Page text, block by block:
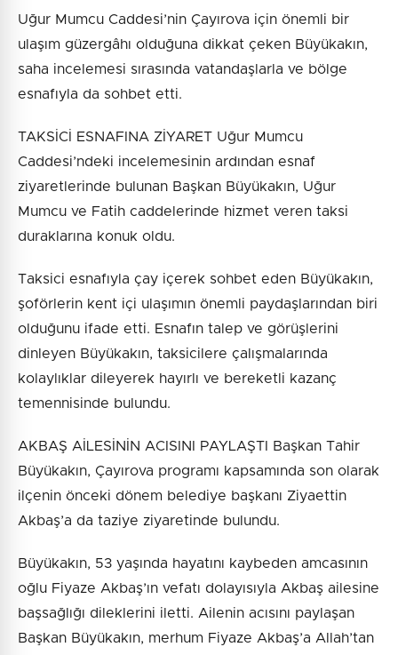
Uğur Mumcu Caddesi’nin Çayırova için önemli bir
ulaşım güzergâhı olduğuna dikkat çeken Büyükakın,
saha incelemesi sırasında vatandaşlarla ve bölge
esnafıyla da sohbet etti.
TAKSİCİ ESNAFINA ZİYARET Uğur Mumcu
Caddesi’ndeki incelemesinin ardından esnaf
ziyaretlerinde bulunan Başkan Büyükakın, Uğur
Mumcu ve Fatih caddelerinde hizmet veren taksi
duraklarına konuk oldu.
Taksici esnafıyla çay içerek sohbet eden Büyükakın,
şoförlerin kent içi ulaşımın önemli paydaşlarından biri
olduğunu ifade etti. Esnafın talep ve görüşlerini
dinleyen Büyükakın, taksicilere çalışmalarında
kolaylıklar dileyerek hayırlı ve bereketli kazanç
temennisinde bulundu.
AKBAŞ AİLESİNİN ACISINI PAYLAŞTI Başkan Tahir
Büyükakın, Çayırova programı kapsamında son olarak
ilçenin önceki dönem belediye başkanı Ziyaettin
Akbaş’a da taziye ziyaretinde bulundu.
Büyükakın, 53 yaşında hayatını kaybeden amcasının
oğlu Fiyaze Akbaş’ın vefatı dolayısıyla Akbaş ailesine
başsağlığı dileklerini iletti. Ailenin acısını paylaşan
Başkan Büyükakın, merhum Fiyaze Akbaş’a Allah’tan